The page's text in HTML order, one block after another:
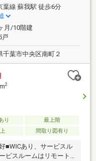
供しております。24時
30分以内の一次応急処
期間：物件引き渡し日
対象設備・その他諸条
葉線 蘇我駅 徒歩6分
月/10階建
千葉市中央区南町２
2
り
最上階
間取り図有り
■WICあり、サービスル
ビスルームはリモート